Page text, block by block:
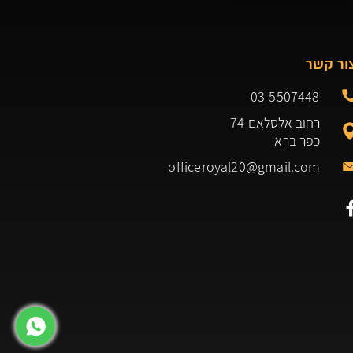
קשר
03-5507448
רחוב אלסלאם 74
כפר ברא
officeroyal20@gmail.com